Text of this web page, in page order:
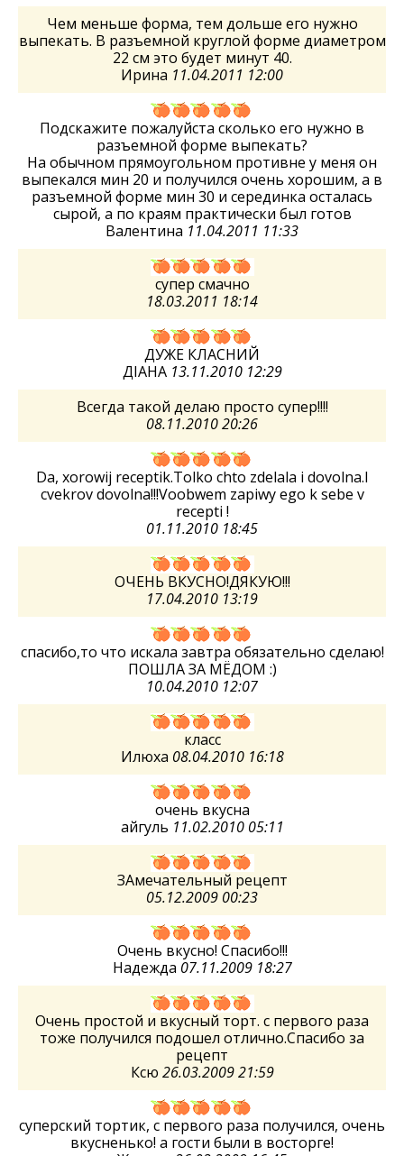
Чем меньше форма, тем дольше его нужно
выпекать. В разъемной круглой форме диаметром
22 см это будет минут 40.
Ирина 11.04.2011 12:00
Подскажите пожалуйста сколько его нужно в
разъемной форме выпекать?
На обычном прямоугольном противне у меня он
выпекался мин 20 и получился очень хорошим, а в
разъемной форме мин 30 и серединка осталась
сырой, а по краям практически был готов
Валентина 11.04.2011 11:33
супер смачно
18.03.2011 18:14
ДУЖЕ КЛАСНИЙ
ДІАНА 13.11.2010 12:29
Всегда такой делаю просто супер!!!!
08.11.2010 20:26
Da, xorowij receptik.Tolko chto zdelala i dovolna.I
cvekrov dovolna!!!Voobwem zapiwy ego k sebe v
recepti !
01.11.2010 18:45
ОЧЕНЬ ВКУСНО!ДЯКУЮ!!!
17.04.2010 13:19
спасибо,то что искала завтра обязательно сделаю!
ПОШЛА ЗА МЁДОМ :)
10.04.2010 12:07
класс
Илюха 08.04.2010 16:18
очень вкусна
айгуль 11.02.2010 05:11
ЗАмечательный рецепт
05.12.2009 00:23
Очень вкусно! Спасибо!!!
Надежда 07.11.2009 18:27
Очень простой и вкусный торт. с первого раза
тоже получился подошел отлично.Спасибо за
рецепт
Ксю 26.03.2009 21:59
суперский тортик, с первого раза получился, очень
вкусненько! а гости были в восторге!